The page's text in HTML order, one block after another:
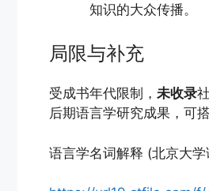
知识的大众传播。
局限与补充
受成书年代限制， 未收录
后期语言学研究成果，可
语言学名词解释 (北京大